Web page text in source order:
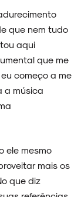
que nem tudo
aqui
que me
começo a me
a música
ele mesmo
mais os
que diz